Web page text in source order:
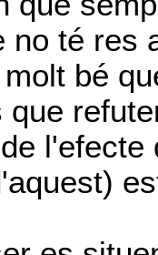
no té res
bé
que